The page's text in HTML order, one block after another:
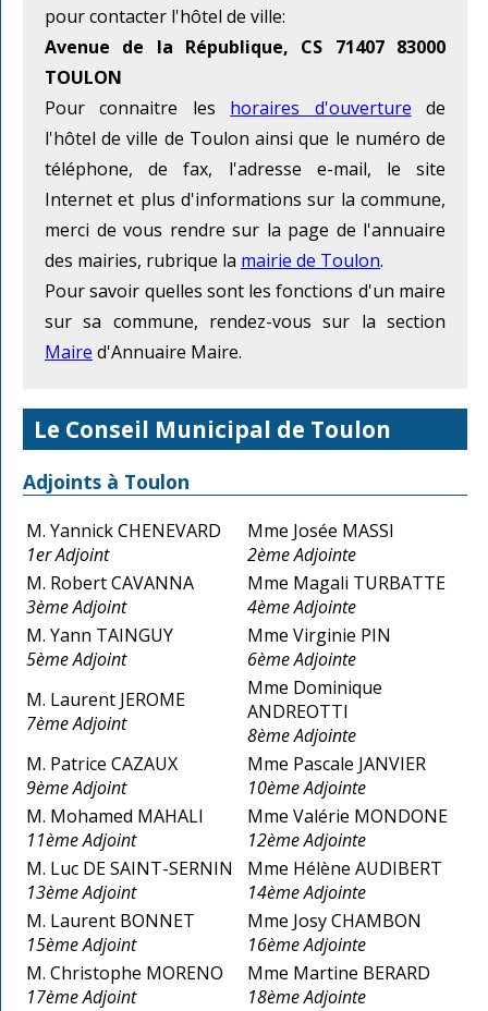
pour contacter l'hôtel de ville:
Avenue de la République, CS 71407 83000
TOULON
Pour connaitre les horaires d'ouverture de
l'hôtel de ville de Toulon ainsi que le numéro de
téléphone, de fax, l'adresse e-mail, le site
Internet et plus d'informations sur la commune,
merci de vous rendre sur la page de l'annuaire
des mairies, rubrique la mairie de Toulon.
Pour savoir quelles sont les fonctions d'un maire
sur sa commune, rendez-vous sur la section
Maire d'Annuaire Maire.
Le Conseil Municipal de Toulon
Adjoints à Toulon
M. Yannick CHENEVARD
1er Adjoint
Mme Josée MASSI
2ème Adjointe
M. Robert CAVANNA
3ème Adjoint
Mme Magali TURBATTE
4ème Adjointe
M. Yann TAINGUY
5ème Adjoint
Mme Virginie PIN
6ème Adjointe
M. Laurent JEROME
7ème Adjoint
Mme Dominique
ANDREOTTI
8ème Adjointe
M. Patrice CAZAUX
9ème Adjoint
Mme Pascale JANVIER
10ème Adjointe
M. Mohamed MAHALI
11ème Adjoint
Mme Valérie MONDONE
12ème Adjointe
M. Luc DE SAINT-SERNIN
13ème Adjoint
Mme Hélène AUDIBERT
14ème Adjointe
M. Laurent BONNET
15ème Adjoint
Mme Josy CHAMBON
16ème Adjointe
M. Christophe MORENO
17ème Adjoint
Mme Martine BERARD
18ème Adjointe